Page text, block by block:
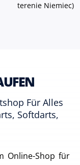
terenie Niemiec)
Für Alles
Softdarts,
Online-Shop für